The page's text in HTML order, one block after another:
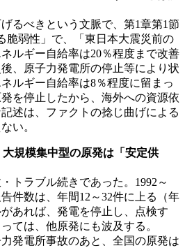
るべきという文脈で、第1章第1節
脆弱性」で、「東日本大震災前の
ルギー自給率は20％程度まで改善
、原子力発電所の停止等により状
ルギー自給率は8％程度に留まっ
を停止したから、海外への資源依
述は、ファクトの捻じ曲げによる
い。
規模集中型の原発は「安定供
トラブル続きであった。1992～
件数は、年間12～32件に上る（年
あれば、発電を停止し、点検す
ては、他原発にも波及する。
発電所事故のあと、全国の原発は